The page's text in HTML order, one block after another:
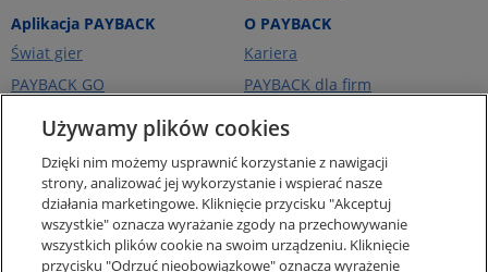
Aplikacja PAYBACK
Świat gier
PAYBACK GO
Ceny paliw
O PAYBACK
Kariera
PAYBACK dla firm
PAYBACK Ekstra
O firmie
Pomoc i kontakt
Pogotowie Punktowe -
punkty za zakupy online
Używamy plików cookies
Dzięki nim możemy usprawnić korzystanie z nawigacji
strony, analizować jej wykorzystanie i wspierać nasze
działania marketingowe. Kliknięcie przycisku "Akceptuj
wszystkie" oznacza wyrażanie zgody na przechowywanie
wszystkich plików cookie na swoim urządzeniu. Kliknięcie
przycisku "Odrzuć nieobowiązkowe" oznacza wyrażenie